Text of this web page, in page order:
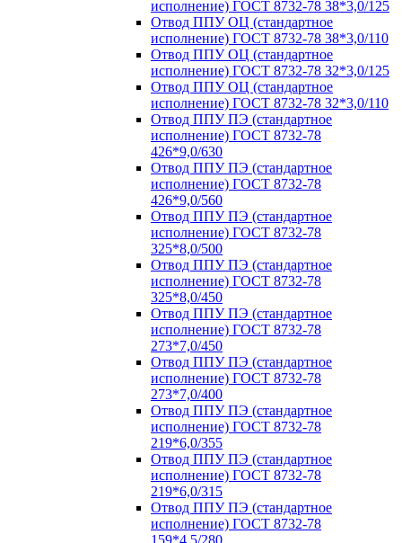
исполнение) ГОСТ 8732-78 38*3,0/125
Отвод ППУ ОЦ (стандартное
исполнение) ГОСТ 8732-78 38*3,0/110
Отвод ППУ ОЦ (стандартное
исполнение) ГОСТ 8732-78 32*3,0/125
Отвод ППУ ОЦ (стандартное
исполнение) ГОСТ 8732-78 32*3,0/110
Отвод ППУ ПЭ (стандартное
исполнение) ГОСТ 8732-78
426*9,0/630
Отвод ППУ ПЭ (стандартное
исполнение) ГОСТ 8732-78
426*9,0/560
Отвод ППУ ПЭ (стандартное
исполнение) ГОСТ 8732-78
325*8,0/500
Отвод ППУ ПЭ (стандартное
исполнение) ГОСТ 8732-78
325*8,0/450
Отвод ППУ ПЭ (стандартное
исполнение) ГОСТ 8732-78
273*7,0/450
Отвод ППУ ПЭ (стандартное
исполнение) ГОСТ 8732-78
273*7,0/400
Отвод ППУ ПЭ (стандартное
исполнение) ГОСТ 8732-78
219*6,0/355
Отвод ППУ ПЭ (стандартное
исполнение) ГОСТ 8732-78
219*6,0/315
Отвод ППУ ПЭ (стандартное
исполнение) ГОСТ 8732-78
159*4,5/280